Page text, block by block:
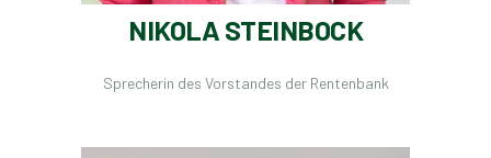
NIKOLA STEINBOCK
Sprecherin des Vorstandes der Rentenbank